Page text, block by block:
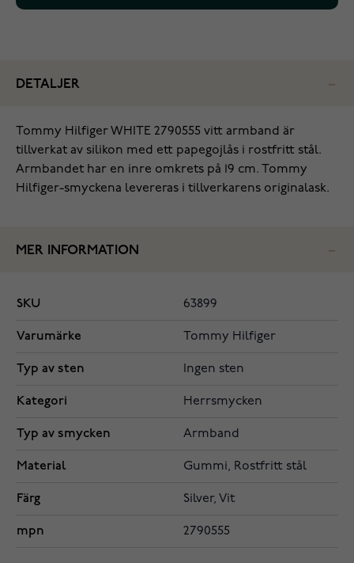
DETALJER
Tommy Hilfiger WHITE 2790555 vitt armband är
tillverkat av silikon med ett papegojlås i rostfritt stål.
Armbandet har en inre omkrets på 19 cm. Tommy
Hilfiger-smyckena levereras i tillverkarens originalask.
MER INFORMATION
SKU 63899
Varumärke Tommy Hilfiger
Typ av sten Ingen sten
Kategori Herrsmycken
Typ av smycken Armband
Material Gummi, Rostfritt stål
Färg Silver, Vit
mpn 2790555